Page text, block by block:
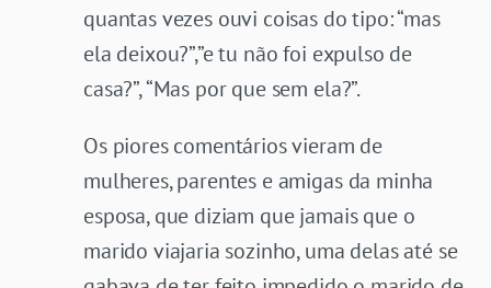
quantas vezes ouvi coisas do tipo: “mas
ela deixou?”,”e tu não foi expulso de
casa?”, “Mas por que sem ela?”.
Os piores comentários vieram de
mulheres, parentes e amigas da minha
esposa, que diziam que jamais que o
marido viajaria sozinho, uma delas até se